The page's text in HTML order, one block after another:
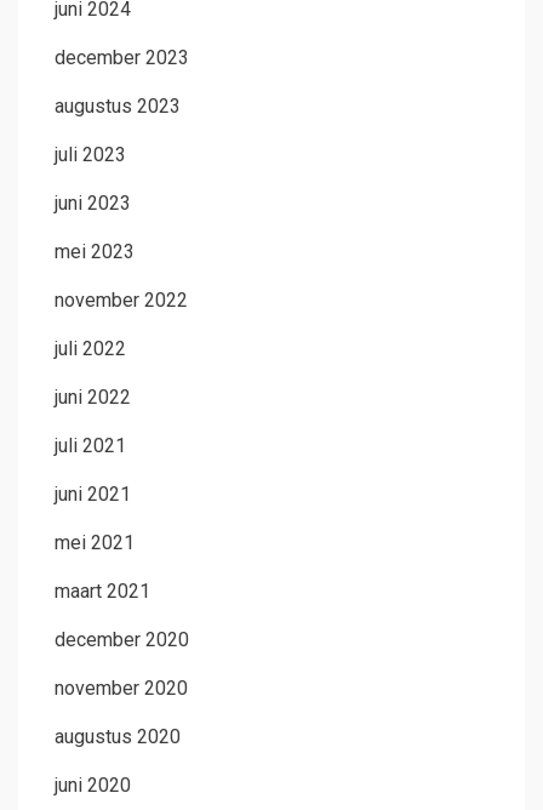
juni 2024
december 2023
augustus 2023
juli 2023
juni 2023
mei 2023
november 2022
juli 2022
juni 2022
juli 2021
juni 2021
mei 2021
maart 2021
december 2020
november 2020
augustus 2020
juni 2020